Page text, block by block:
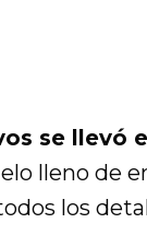
se llevó
lleno de
los